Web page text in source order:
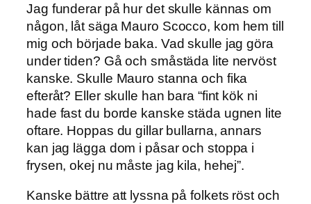
Jag funderar på hur det skulle kännas om
någon, låt säga Mauro Scocco, kom hem till
mig och började baka. Vad skulle jag göra
under tiden? Gå och småstäda lite nervöst
kanske. Skulle Mauro stanna och fika
efteråt? Eller skulle han bara “fint kök ni
hade fast du borde kanske städa ugnen lite
oftare. Hoppas du gillar bullarna, annars
kan jag lägga dom i påsar och stoppa i
frysen, okej nu måste jag kila, hehej”.
Kanske bättre att lyssna på folkets röst och